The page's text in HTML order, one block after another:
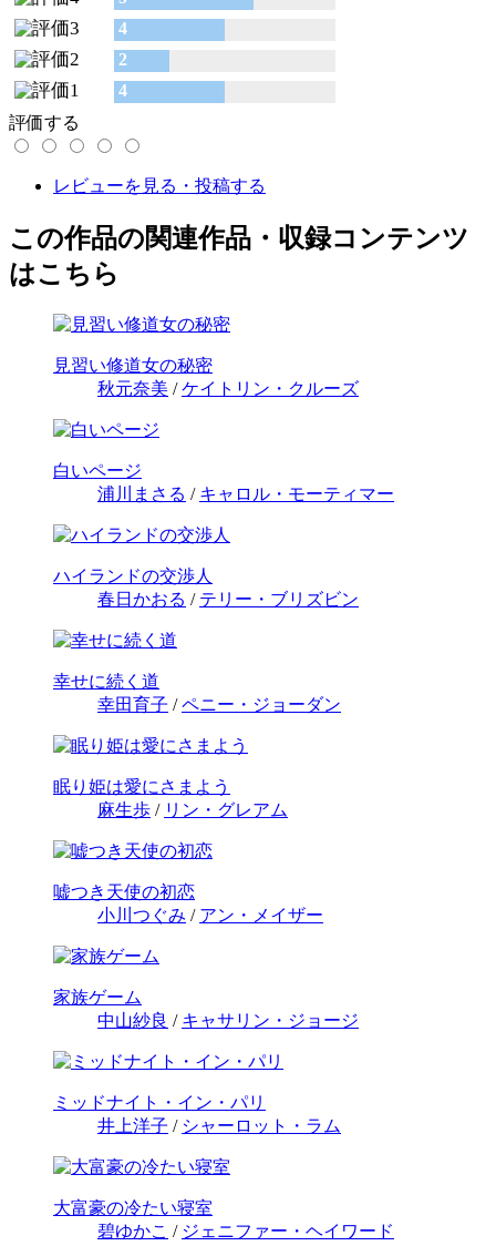
4
2
4
評価する
レビューを見る・投稿する
この作品の関連作品・収録コンテンツ
はこちら
見習い修道女の秘密
秋元奈美 /ケイトリン・クルーズ
白いページ
浦川まさる / キャロル・モーティマー
ハイランドの交渉人
春日かおる / テリー・ブリズビン
幸せに続く道
幸田育子 /ペニー・ジョーダン
眠り姫は愛にさまよう
麻生歩 / リン・グレアム
嘘つき天使の初恋
小川つぐみ / アン・メイザー
家族ゲーム
中山紗良 / キャサリン・ジョージ
ミッドナイト・イン・パリ
井上洋子 / シャーロット・ラム
大富豪の冷たい寝室
碧ゆかこ / ジェニファー・ヘイワード